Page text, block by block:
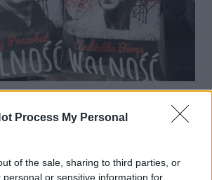
Process My Personal
of the sale, sharing to third parties, or
personal or sensitive information for
17:29
Poczobuta!".
dziennikarz od 6
w więzieniu